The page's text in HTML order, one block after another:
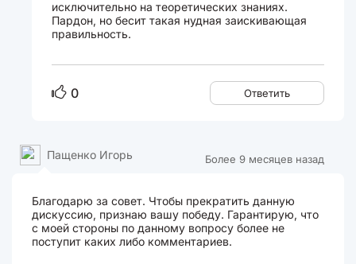
исключительно на теоретических знаниях.
Пардон, но бесит такая нудная заискивающая
правильность.
0 Ответить
Более 9 месяцев назад
Пащенко Игорь
Благодарю за совет. Чтобы прекратить данную
дискуссию, признаю вашу победу. Гарантирую, что
с моей стороны по данному вопросу более не
поступит каких либо комментариев.